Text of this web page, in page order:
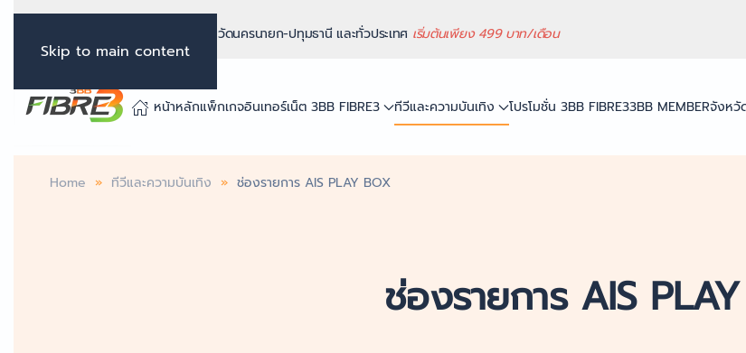
Skip to main content
ติดตั้งเน็ตบ้าน 3BB Fibre3 จังหวัดนครนายก-ปทุมธานี และทั่วประเทศ เริ่มต้นเพียง 499 บาท/เดือน
หน้าหลักแพ็กเกจอินเทอร์เน็ต 3BB FIBRE3 ทีวีและความบันเทิง โปรโมชั่น 3BB FIBRE33BB MEMBERจังหวั
Home ทีวีและความบันเทิง ช่องรายการ AIS PLAY BOX
ช่องรายการ AIS